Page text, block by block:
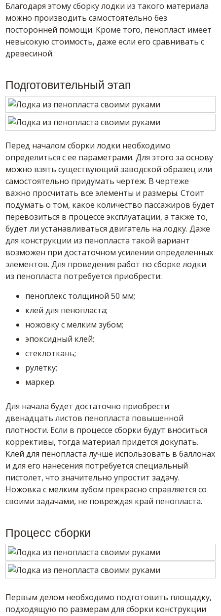
Благодаря этому сборку лодки из такого материала
можно производить самостоятельно без
посторонней помощи. Кроме того, пенопласт имеет
невысокую стоимость, даже если его сравнивать с
древесиной.
Подготовительный этап
Перед началом сборки лодки необходимо
определиться с ее параметрами. Для этого за основу
можно взять существующий заводской образец или
самостоятельно придумать чертеж. В чертеже
важно просчитать все элементы и размеры. Стоит
подумать о том, какое количество пассажиров будет
перевозиться в процессе эксплуатации, а также то,
будет ли устанавливаться двигатель на лодку. Даже
для конструкции из пенопласта такой вариант
возможен при достаточном усилении определенных
элементов. Для проведения работ по сборке лодки
из пенопласта потребуется приобрести:
пеноплекс толщиной 50 мм;
клей для пенопласта;
ножовку с мелким зубом;
эпоксидный клей;
стеклоткань;
рулетку;
маркер.
Для начала будет достаточно приобрести
двенадцать листов пенопласта повышенной
плотности. Если в процессе сборки будут вноситься
коррективы, тогда материал придется докупать.
Клей для пенопласта лучше использовать в баллонах
и для его нанесения потребуется специальный
пистолет, что значительно упростит задачу.
Ножовка с мелким зубом прекрасно справляется со
своими задачами, не повреждая край пенопласта.
Процесс сборки
Первым делом необходимо подготовить площадку,
подходящую по размерам для сборки конструкции